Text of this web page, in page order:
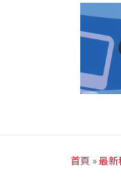
首頁 »最新